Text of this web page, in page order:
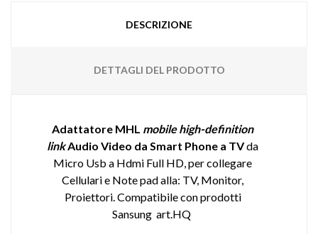
DESCRIZIONE
DETTAGLI DEL PRODOTTO
Adattatore MHL mobile high-definition
linkAudio Video da Smart Phone a TVda
Micro Usb a Hdmi Full HD, per collegare
Cellulari e Note pad alla: TV, Monitor,
Proiettori. Compatibile con prodotti
Sansung art.HQ